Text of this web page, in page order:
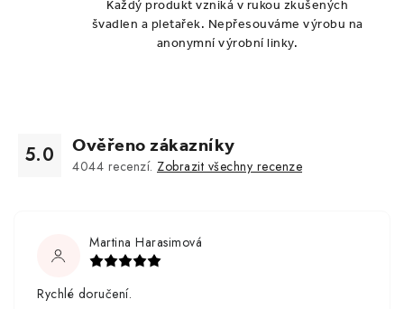
Každý produkt vzniká v rukou zkušených
švadlen a pletařek. Nepřesouváme výrobu na
anonymní výrobní linky.
5.0 Ověřeno zákazníky
4044 recenzí. Zobrazit všechny recenze
Martina Harasimová
Rychlé doručení.